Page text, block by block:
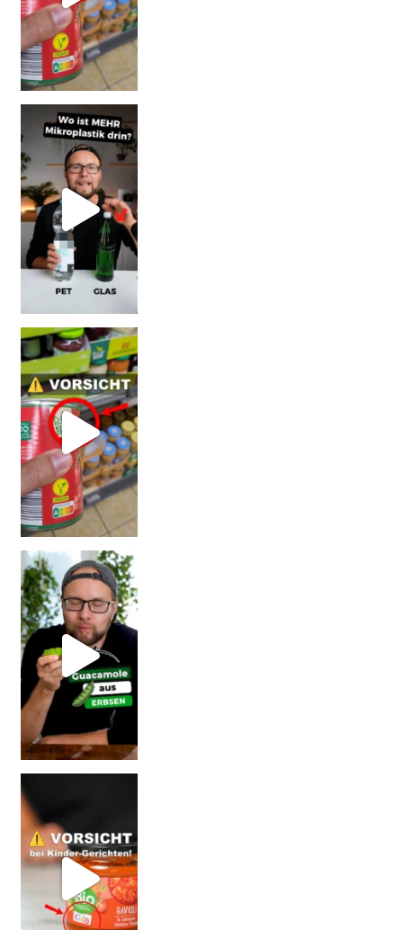
SCHOCK-STUDIE: Mehr Mikroplastik in Glasflaschen
Vorsicht! Eine Dell
Erb
Vorsicht: Fallt nicht auf Kinder-Gerichte rein!